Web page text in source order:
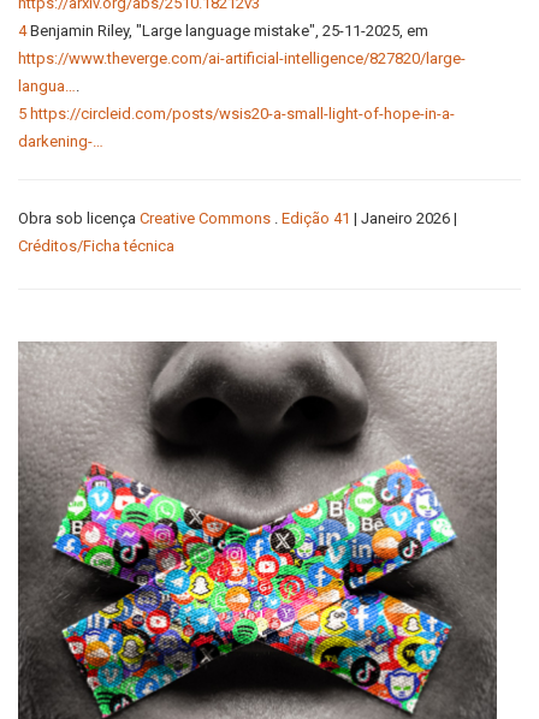
4Benjamin Riley, "Large language mistake", 25-11-2025, em
https://www.theverge.com/ai-artificial-intelligence/827820/large-
langua…
5 https://circleid.com/posts/wsis20-a-small-light-of-hope-in-a-
darkening-…
Obra sob licença Creative Commons Edição 41 | Janeiro 2026 |
Créditos/Ficha técnica